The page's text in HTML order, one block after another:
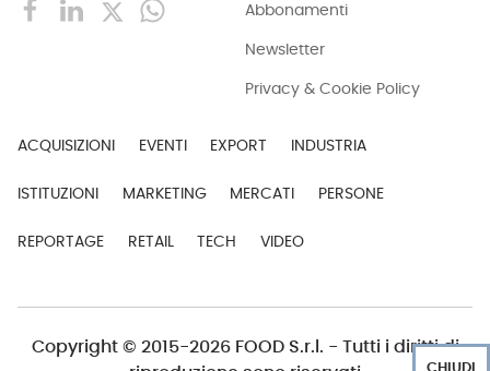
Abbonamenti
Newsletter
Privacy & Cookie Policy
ACQUISIZIONI EVENTI EXPORT INDUSTRIA
ISTITUZIONI MARKETING MERCATI PERSONE
REPORTAGE RETAIL TECH VIDEO
Copyright © 2015-2026 FOOD S.r.l. - Tutti i diritti di
CHIUDI